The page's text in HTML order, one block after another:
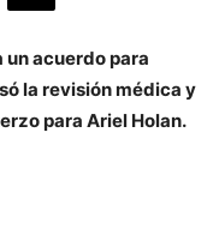
acuerdo para
la revisión médica y
para Ariel Holan.